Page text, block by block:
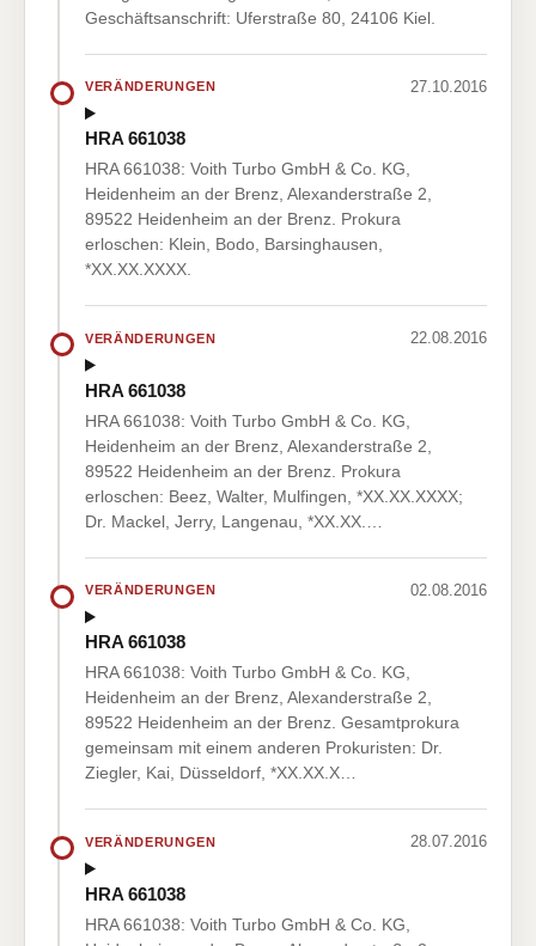
Geschäftsanschrift: Uferstraße 80, 24106 Kiel.
VERÄNDERUNGEN 27.10.2016
HRA 661038
HRA 661038: Voith Turbo GmbH & Co. KG,
Heidenheim an der Brenz, Alexanderstraße 2,
89522 Heidenheim an der Brenz. Prokura
erloschen: Klein, Bodo, Barsinghausen,
*XX.XX.XXXX.
VERÄNDERUNGEN 22.08.2016
HRA 661038
HRA 661038: Voith Turbo GmbH & Co. KG,
Heidenheim an der Brenz, Alexanderstraße 2,
89522 Heidenheim an der Brenz. Prokura
erloschen: Beez, Walter, Mulfingen, *XX.XX.XXXX;
Dr. Mackel, Jerry, Langenau, *XX.XX.…
VERÄNDERUNGEN 02.08.2016
HRA 661038
HRA 661038: Voith Turbo GmbH & Co. KG,
Heidenheim an der Brenz, Alexanderstraße 2,
89522 Heidenheim an der Brenz. Gesamtprokura
gemeinsam mit einem anderen Prokuristen: Dr.
Ziegler, Kai, Düsseldorf, *XX.XX.X…
VERÄNDERUNGEN 28.07.2016
HRA 661038
HRA 661038: Voith Turbo GmbH & Co. KG,